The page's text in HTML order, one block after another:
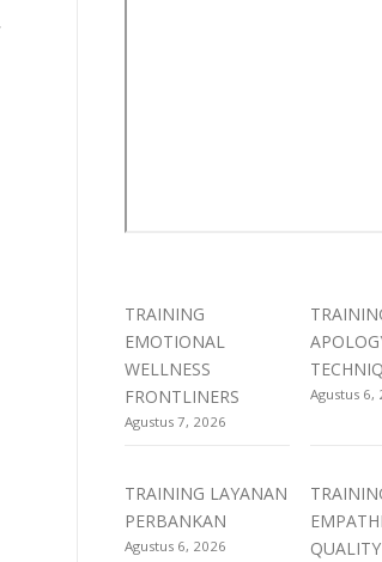
TRAINING
EMOTIONAL
WELLNESS
FRONTLINERS
Agustus 7, 2026
Agustus 6,
TRAINING LAYANAN
PERBANKAN
Agustus 6, 2026